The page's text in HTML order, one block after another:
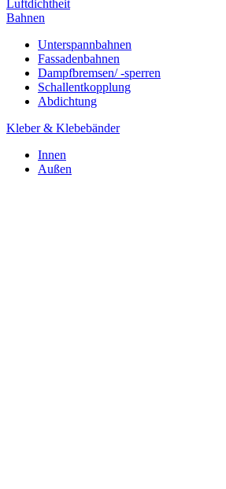
Luftdichtheit
Bahnen
Unterspannbahnen
Fassadenbahnen
Dampfbremsen/ -sperren
Schallentkopplung
Abdichtung
Kleber & Klebebänder
Innen
Außen